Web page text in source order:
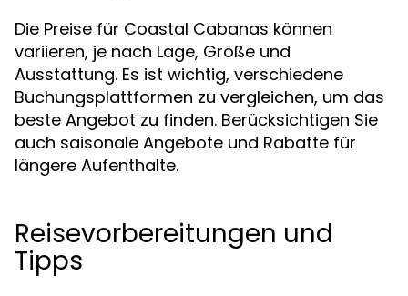
Die Preise für Coastal Cabanas können
variieren, je nach Lage, Größe und
Ausstattung. Es ist wichtig, verschiedene
Buchungsplattformen zu vergleichen, um das
beste Angebot zu finden. Berücksichtigen Sie
auch saisonale Angebote und Rabatte für
längere Aufenthalte.
Reisevorbereitungen und
Tipps